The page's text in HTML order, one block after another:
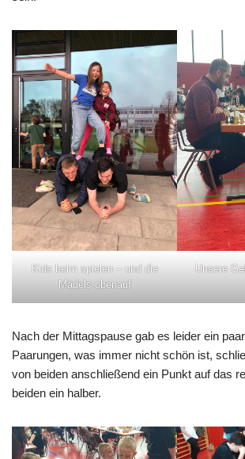
Kids beim spielen – und die
Mädels obenauf
Unsere
Nach der Mittagspause gab es leider ein
Paarungen, was immer nicht schön ist,
von beiden anschließend ein Punkt auf das
beiden ein halber.